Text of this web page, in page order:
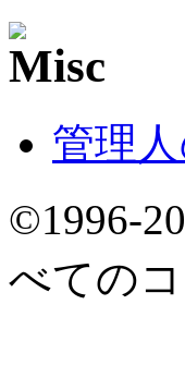
管理
©1996-
べての